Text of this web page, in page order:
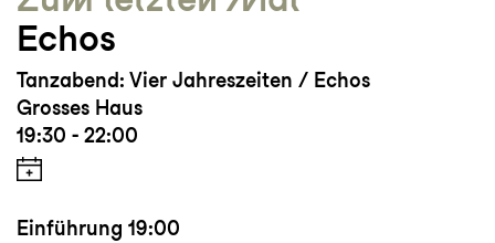
Echos
Tanzabend: Vier Jahreszeiten / Echos
Grosses Haus
19:30 - 22:00
Einführung 19:00